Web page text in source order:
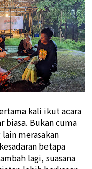
kali ikut acara
biasa. Bukan cuma
merasakan
betapa
lagi, suasana